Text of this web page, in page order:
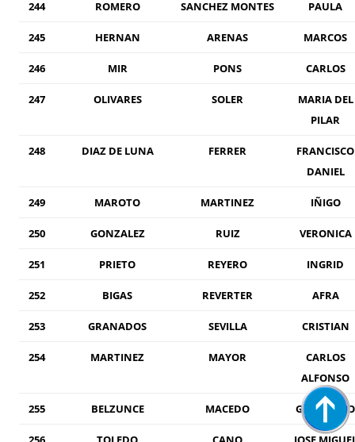
244 ROMERO SANCHEZ MONTES PAULA
245 HERNAN ARENAS MARCOS
246 MIR PONS CARLOS
247 OLIVARES SOLER
MARIA DEL
PILAR
248 DIAZ DE LUNA FERRER
FRANCISCO
DANIEL
249 MAROTO MARTINEZ IÑIGO
250 GONZALEZ RUIZ VERONICA
251 PRIETO REYERO INGRID
252 BIGAS REVERTER AFRA
253 GRANADOS SEVILLA CRISTIAN
254 MARTINEZ MAYOR
CARLOS
ALFONSO
255 BELZUNCE MACEDO GUILLERMO